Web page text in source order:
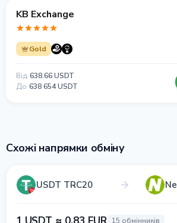
KB Exchange
Gold
Від 638.66 USDT
До 638 654 USDT
Схожі напрямки обміну
USDT TRC20
15 обмінників